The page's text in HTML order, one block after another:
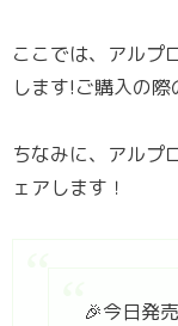
ここでは、アルプ
します!ご購入の
ちなみに、アルプ
ェアします！
🎉今日発